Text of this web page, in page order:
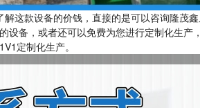
这款设备的价钱，直接的是可以咨询隆茂
设备，或者还可以免费为您进行定制化生
定制化生产。